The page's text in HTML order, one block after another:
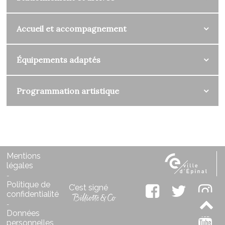
Accueil et accompagnement
Équipements adaptés
Programmation artistique
Mentions
légales
-
Politique de
confidentialité
-
Données
personnelles
C’est signé